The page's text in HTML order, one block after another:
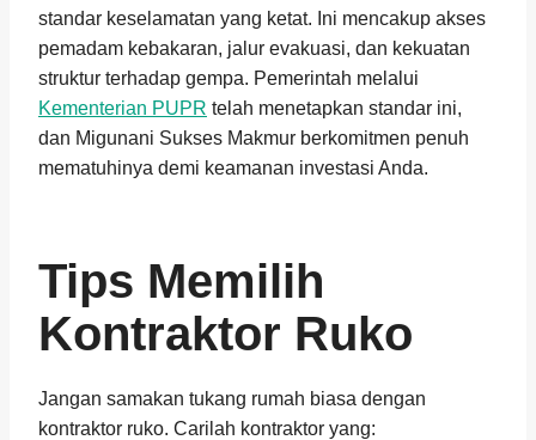
standar keselamatan yang ketat. Ini mencakup akses
pemadam kebakaran, jalur evakuasi, dan kekuatan
struktur terhadap gempa. Pemerintah melalui
Kementerian PUPR telah menetapkan standar ini,
dan Migunani Sukses Makmur berkomitmen penuh
mematuhinya demi keamanan investasi Anda.
Tips Memilih
Kontraktor Ruko
Jangan samakan tukang rumah biasa dengan
kontraktor ruko. Carilah kontraktor yang: